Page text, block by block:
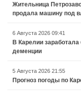
Жительница
продала машину под
6 Августа 2026 09:41
В Карелии заработала
деменции
5 Августа 2026 21:55
Прогноз погоды по